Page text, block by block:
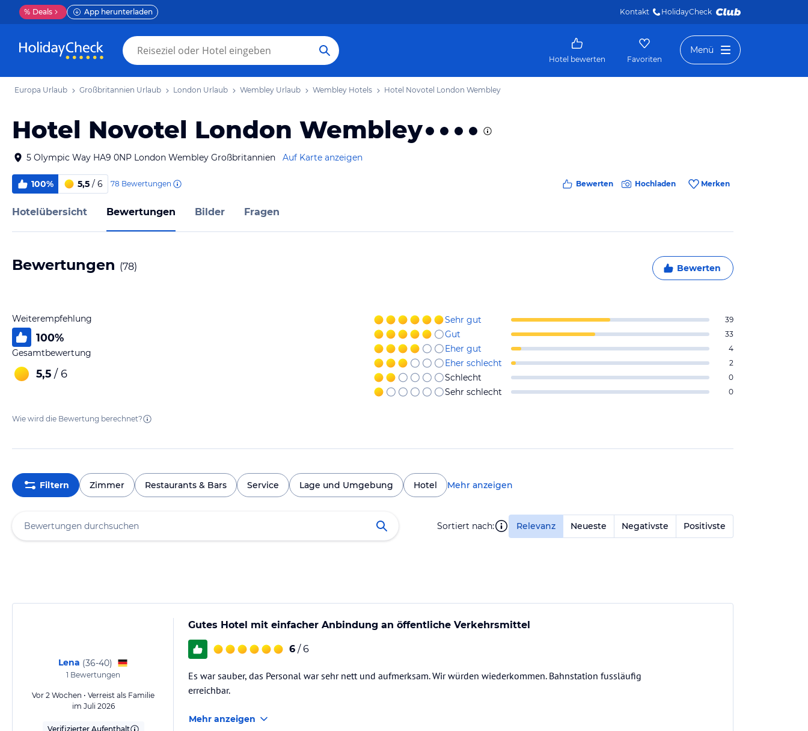
% Deals App herunterladen Kontakt HolidayCheck
Hotel bewerten Favoriten
Menü
Europa Urlaub Großbritannien Urlaub London Urlaub Wembley Urlaub Wembley Hotels Hotel Novotel London Wembley
Hotel Novotel London Wembley
5 Olympic Way HA9 0NP London Wembley Großbritannien Auf Karte anzeigen
100% 5,5 / 6 78 Bewertungen Bewerten Hochladen Merken
Hotelübersicht Bewertungen Bilder Fragen
Bewertungen (78) Bewerten
Weiterempfehlung
100%
Gesamtbewertung
5,5 / 6
Sehr gut 39
Gut 33
Eher gut 4
Eher schlecht 2
Schlecht 0
Sehr schlecht 0
Wie wird die Bewertung berechnet?
Filtern Zimmer Restaurants & Bars Service Lage und Umgebung Hotel Mehr anzeigen
Sortiert nach: Relevanz Neueste Negativste Positivste
Lena (36-40)
1 Bewertungen
Vor 2 Wochen • Verreist als Familie
im Juli 2026
Verifizierter Aufenthalt
Gutes Hotel mit einfacher Anbindung an öffentliche Verkehrsmittel
6 / 6
Es war sauber, das Personal war sehr nett und aufmerksam. Wir würden wiederkommen. Bahnstation fussläufig
erreichbar.
Mehr anzeigen